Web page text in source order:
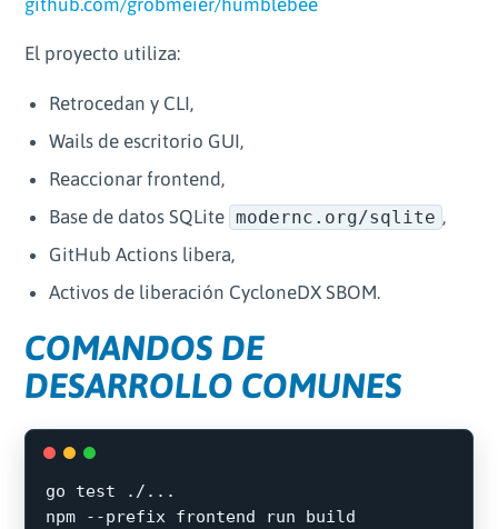
github.com/grobmeier/humblebee
El proyecto utiliza:
Retrocedan y CLI,
Wails de escritorio GUI,
Reaccionar frontend,
Base de datos SQLite modernc.org/sqlite ,
GitHub Actions libera,
Activos de liberación CycloneDX SBOM.
COMANDOS DE
DESARROLLO COMUNES
go test ./...
npm --prefix frontend run build